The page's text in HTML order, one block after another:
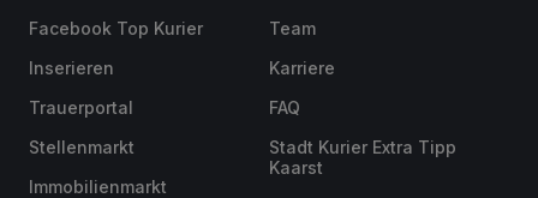
Facebook Top Kurier
Inserieren
Trauerportal
Stellenmarkt
Immobilienmarkt
Team
Karriere
FAQ
Stadt Kurier Extra Tipp
Kaarst